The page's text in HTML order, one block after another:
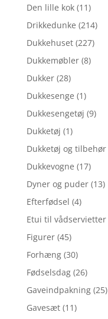
Den lille kok (11)
Drikkedunke (214)
Dukkehuset (227)
Dukkemøbler (8)
Dukker (28)
Dukkesenge (1)
Dukkesengetøj (9)
Dukketøj (1)
Dukketøj og tilbehør
Dukkevogne (17)
Dyner og puder (13)
Efterfødsel (4)
Etui til vådservietter
Figurer (45)
Forhæng (30)
Fødselsdag (26)
Gaveindpakning (25)
Gavesæt (11)